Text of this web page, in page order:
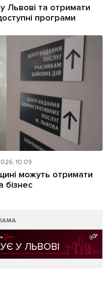
Львові та отримати
програми
10:09
можуть отримати
бізнес